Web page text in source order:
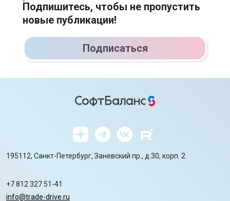
Подпишитесь, чтобы не пропустить
новые публикации!
Подписаться
195112, Санкт-Петербург, Заневский пр., д.30, корп. 2
+7 812 327 51-41
info@trade-drive.ru